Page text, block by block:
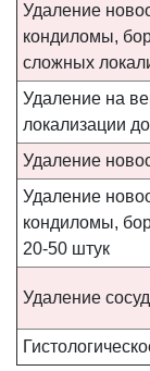
Удаление
кондиломы,
сложных
Удаление на
локализации
Удаление
Удаление
кондиломы,
20-50 штук
Удаление